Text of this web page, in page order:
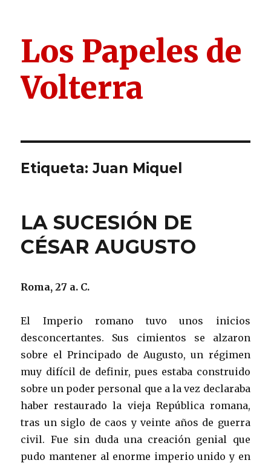
Los Papeles de
Volterra
Etiqueta:Juan Miquel
LA SUCESIÓN DE
CÉSAR AUGUSTO
Roma, 27 a. C.
El Imperio romano tuvo unos inicios
desconcertantes. Sus cimientos se alzaron
sobre el Principado de Augusto, un régimen
muy difícil de definir, pues estaba construido
sobre un poder personal que a la vez declaraba
haber restaurado la vieja República romana,
tras un siglo de caos y veinte años de guerra
civil. Fue sin duda una creación genial que
pudo mantener al enorme imperio unido y en